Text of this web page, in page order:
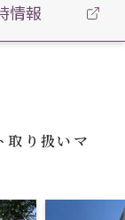
情報
取り扱いマ